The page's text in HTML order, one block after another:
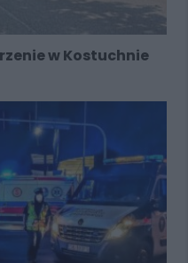
w Kostuchnie